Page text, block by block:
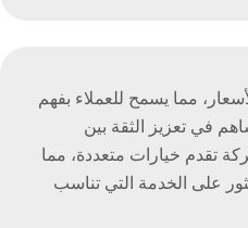
مما يسمح للعملاء بفهم
في تعزيز الثقة بين
تقدم خيارات متعددة، مما
على الخدمة التي تناسب